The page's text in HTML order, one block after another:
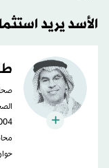
الأسد يريد